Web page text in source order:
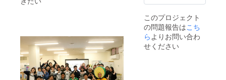
（20,00
当）
を入れ
配送に
ついて
冊子は
完成次
第お送
このプロジェクト
の問題報告はこち
らよりお問い合わ
せください